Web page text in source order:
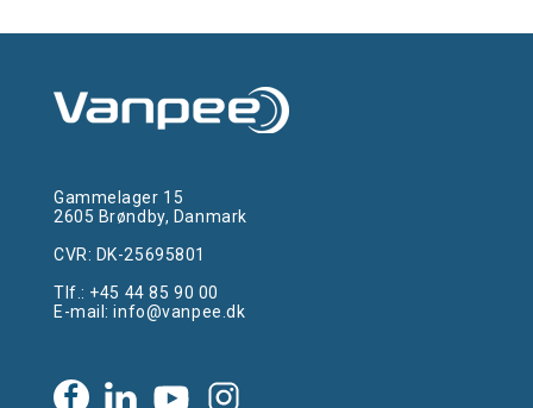
Gammelager 15
2605 Brøndby, Danmark
CVR: DK-25695801
Tlf.: +45 44 85 90 00
E-mail:info@vanpee.dk